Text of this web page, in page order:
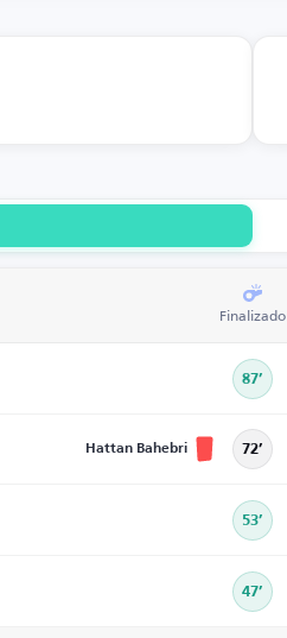
Finalizado
87’
Hattan Bahebri 72’
53’
47’